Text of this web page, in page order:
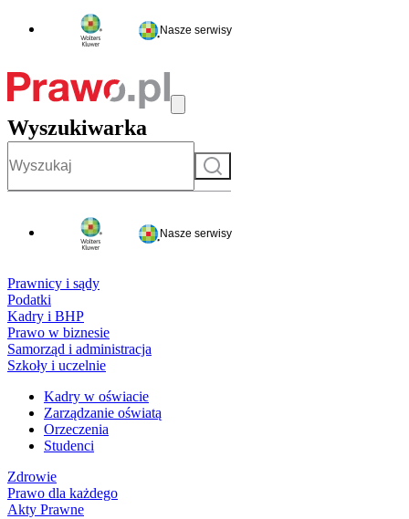
Nasze serwisy
Wyszukiwarka
Szukaj
Nasze serwisy
Prawnicy i sądy
Podatki
Kadry i BHP
Prawo w biznesie
Samorząd i administracja
Szkoły i uczelnie
Kadry w oświacie
Zarządzanie oświatą
Orzeczenia
Studenci
Zdrowie
Prawo dla każdego
Akty Prawne